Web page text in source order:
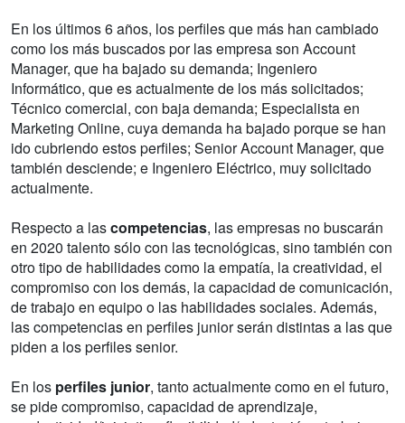
En los últimos 6 años, los perfiles que más han cambiado
como los más buscados por las empresa son Account
Manager, que ha bajado su demanda; Ingeniero
Informático, que es actualmente de los más solicitados;
Técnico comercial, con baja demanda; Especialista en
Marketing Online, cuya demanda ha bajado porque se han
ido cubriendo estos perfiles; Senior Account Manager, que
también desciende; e Ingeniero Eléctrico, muy solicitado
actualmente.
Respecto a lascompetencias, las empresas no buscarán
en 2020 talento sólo con las tecnológicas, sino también con
otro tipo de habilidades como la empatía, la creatividad, el
compromiso con los demás, la capacidad de comunicación,
de trabajo en equipo o las habilidades sociales. Además,
las competencias en perfiles junior serán distintas a las que
piden a los perfiles senior.
En los perfiles junior, tanto actualmente como en el futuro,
se pide compromiso, capacidad de aprendizaje,